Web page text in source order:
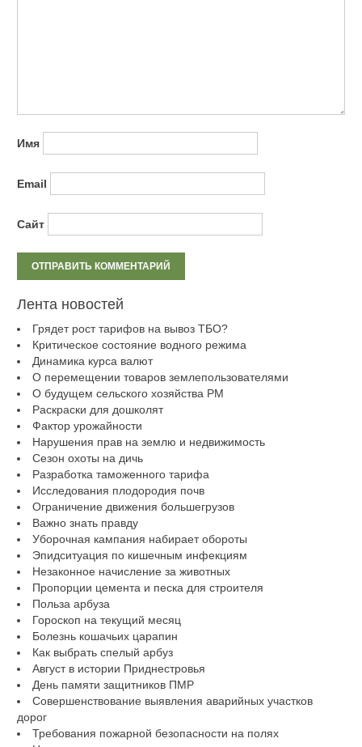
Имя
Email
Сайт
Лента новостей
Грядет рост тарифов на вывоз ТБО?
Критическое состояние водного режима
Динамика курса валют
О перемещении товаров землепользователями
О будущем сельского хозяйства РМ
Раскраски для дошколят
Фактор урожайности
Нарушения прав на землю и недвижимость
Сезон охоты на дичь
Разработка таможенного тарифа
Исследования плодородия почв
Ограничение движения большегрузов
Важно знать правду
Уборочная кампания набирает обороты
Эпидситуация по кишечным инфекциям
Незаконное начисление за животных
Пропорции цемента и песка для строителя
Польза арбуза
Гороскоп на текущий месяц
Болезнь кошачьих царапин
Как выбрать спелый арбуз
Август в истории Приднестровья
День памяти защитников ПМР
Совершенствование выявления аварийных участков
дорог
Требования пожарной безопасности на полях